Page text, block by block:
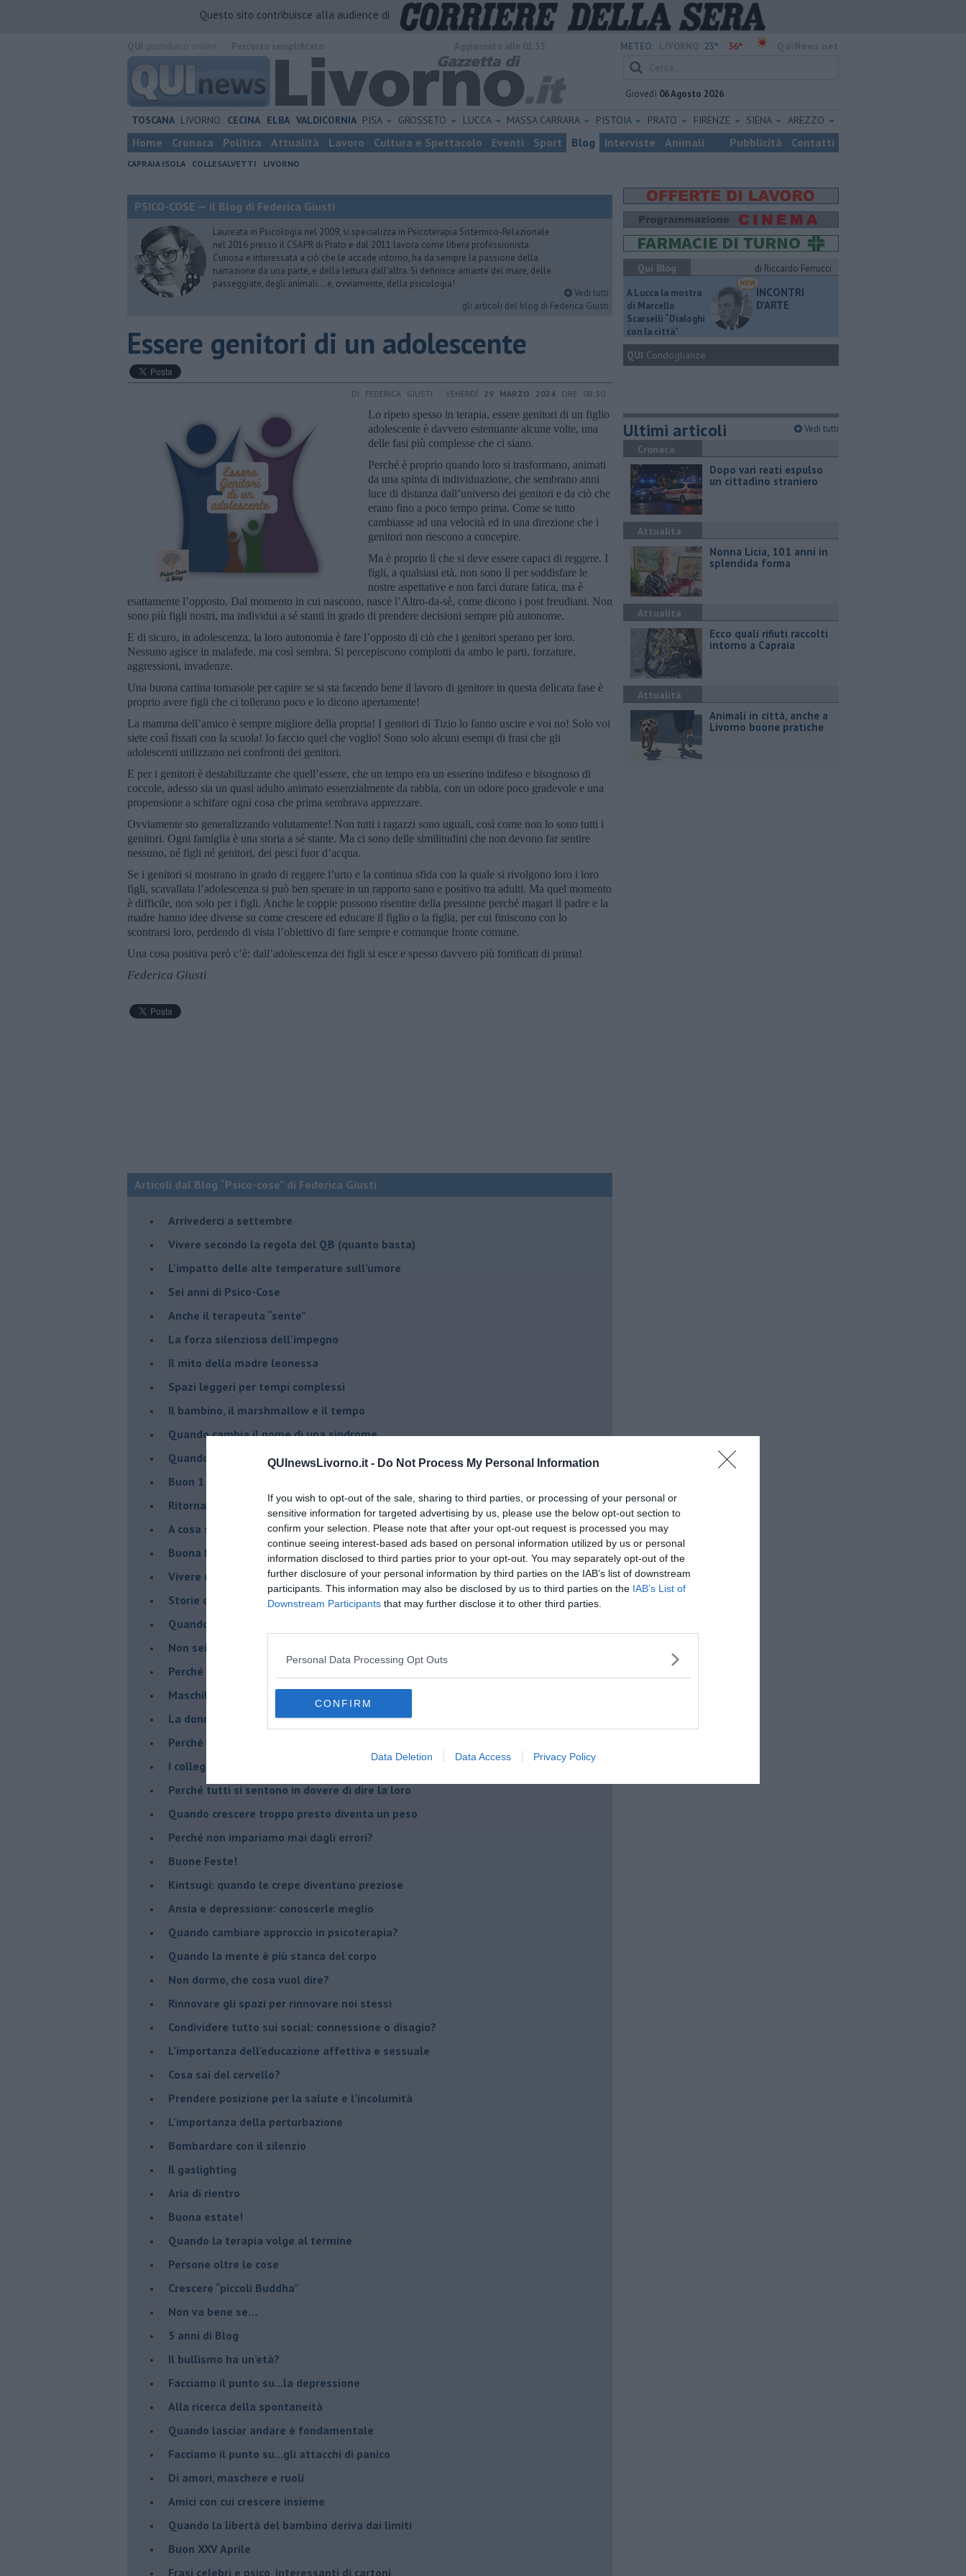
QUInewsLivorno.it - Do Not Process My Personal Information
If you wish to opt-out of the sale, sharing to third parties, or processing of your personal or
sensitive information for targeted advertising by us, please use the below opt-out section to
confirm your selection. Please note that after your opt-out request is processed you may
continue seeing interest-based ads based on personal information utilized by us or personal
information disclosed to third parties prior to your opt-out. You may separately opt-out of the
further disclosure of your personal information by third parties on the IAB’s list of downstream
participants. This information may also be disclosed by us to third parties on the IAB’s List of
Downstream Participants that may further disclose it to other third parties.
Personal Data Processing Opt Outs
CONFIRM
Data Deletion Data Access Privacy Policy
Questo sito contribuisce alla audience di
METEO: 23° 36°
Giovedì 06 Agosto 2026
TOSCANA LIVORNO CECINA ELBA VALDICORNIA PISA GROSSETO LUCCA MASSA CARRARA PISTOIA PRATO FIRENZE SIENA AREZZO
Home Cronaca Politica Attualità Lavoro Cultura e Spettacolo Eventi Sport Blog Interviste Animali Pubblicità Contatti
CAPRAIA ISOLA COLLESALVETTI LIVORNO
PSICO-COSE — il Blog di Federica Giusti
Laureata in Psicologia nel 2009, si specializza in Psicoterapia Sistemico-Relazionale
nel 2016 presso il CSAPR di Prato e dal 2011 lavora come libera professionista.
Curiosa e interessata a ciò che le accade intorno, ha da sempre la passione della
narrazione da una parte, e della lettura dall’altra. Si definisce amante del mare, delle
passeggiate, degli animali… e, ovviamente, della psicologia!
Vedi tutti
gli articoli del blog di Federica Giusti
​Essere genitori di un adolescente
DI FEDERICA GIUSTI - VENERDÌ 29 MARZO 2024 ORE 08:30
Lo ripeto spesso in terapia, essere genitori di un figlio
adolescente è davvero estenuante alcune volte, una
delle fasi più complesse che ci siano.
Perché è proprio quando loro si trasformano, animati
da una spinta di individuazione, che sembrano anni
luce di distanza dall’universo dei genitori e da ciò che
erano fino a poco tempo prima. Come se tutto
cambiasse ad una velocità ed in una direzione che i
genitori non riescono a concepire.
Ma è proprio lì che si deve essere capaci di reggere. I
figli, a qualsiasi età, non sono lì per soddisfare le
nostre aspettative e non farci durare fatica, ma è
esattamente l’opposto. Dal momento in cui nascono, nasce l’Altro-da-sè, come dicono i post freudiani. Non
sono più figli nostri, ma individui a sé stanti in grado di prendere decisioni sempre più autonome.
E di sicuro, in adolescenza, la loro autonomia è fare l’opposto di ciò che i genitori sperano per loro.
Nessuno agisce in malafede, ma così sembra. Si percepiscono complotti da ambo le parti, forzature,
aggressioni, invadenze.
Una buona cartina tornasole per capire se si sta facendo bene il lavoro di genitore in questa delicata fase è
proprio avere figli che ci tollerano poco e lo dicono apertamente!
La mamma dell’amico è sempre migliore della propria! I genitori di Tizio lo fanno uscire e voi no! Solo voi
siete così fissati con la scuola! Io faccio quel che voglio! Sono solo alcuni esempi di frasi che gli
adolescenti utilizzano nei confronti dei genitori.
E per i genitori è destabilizzante che quell’essere, che un tempo era un esserino indifeso e bisognoso di
coccole, adesso sia un quasi adulto animato essenzialmente da rabbia, con un odore poco gradevole e una
propensione a schifare ogni cosa che prima sembrava apprezzare.
Ovviamente sto generalizzando volutamente! Non tutti i ragazzi sono uguali, così come non lo sono tutti i
genitori. Ogni famiglia è una storia a sé stante. Ma ci sono delle similitudini che non devono far sentire
nessuno, né figli né genitori, dei pesci fuor d’acqua.
Se i genitori si mostrano in grado di reggere l’urto e la continua sfida con la quale si rivolgono loro i loro
figli, scavallata l’adolescenza si può ben sperare in un rapporto sano e positivo tra adulti. Ma quel momento
è difficile, non solo per i figli. Anche le coppie possono risentire della pressione perché magari il padre e la
madre hanno idee diverse su come crescere ed educare il figlio o la figlia, per cui finiscono con lo
scontrarsi loro, perdendo di vista l’obiettivo di fare sempre e comunque fronte comune.
Una cosa positiva però c’è: dall’adolescenza dei figli si esce e spesso davvero più fortificati di prima!
Federica Giusti
Articoli dal Blog “Psico-cose” di Federica Giusti
​Arrivederci a settembre
​Vivere secondo la regola del QB (quanto basta)
​L'impatto delle alte temperature sull’umore
Sei anni di Psico-Cose
​Anche il terapeuta “sente”
​La forza silenziosa dell'impegno
​Il mito della madre leonessa
Spazi leggeri per tempi complessi
Il bambino, il marshmallow e il tempo
​Quando cambia il nome di una sindrome
​Quando il terapeuta torna a casa
​Buon 1 Maggio!
Ritornare indietro di vent’anni
​A cosa serve davvero la psicoterapia
​Buona Pasqua e … buona rinascita!
​Vivere nell’incertezza
​Storie di rinascita: i Take That
​Quando la rigidità del terapeuta è fondamentale
​Non sei indietro, stai seguendo il tuo tempo
​Perché abbiamo bisogno di Sanremo?
​Maschilismo inconsapevole
​La donna può scegliere di non essere madre!
​Perché abbiamo così bisogno di supereroi?
​I collegamenti tra filosofia e psicologia
​Perché tutti si sentono in dovere di dire la loro
​Quando crescere troppo presto diventa un peso
​Perché non impariamo mai dagli errori?
​Buone Feste!
​Kintsugi: quando le crepe diventano preziose
Ansia e depressione: conoscerle meglio
Quando cambiare approccio in psicoterapia?
​Quando la mente è più stanca del corpo
Non dormo, che cosa vuol dire?
​Rinnovare gli spazi per rinnovare noi stessi
​Condividere tutto sui social: connessione o disagio?
​L’importanza dell’educazione affettiva e sessuale
​Cosa sai del cervello?
Prendere posizione per la salute e l’incolumità
L’importanza della perturbazione
​Bombardare con il silenzio
Il gaslighting
Aria di rientro
Buona estate!
​Quando la terapia volge al termine
​Persone oltre le cose
​Crescere “piccoli Buddha”
Non va bene se…
​5 anni di Blog
​Il bullismo ha un’età?
Facciamo il punto su...la depressione
​Alla ricerca della spontaneità
​Quando lasciar andare è fondamentale
Facciamo il punto su...gli attacchi di panico
Di amori, maschere e ruoli
​Amici con cui crescere insieme
​Quando la libertà del bambino deriva dai limiti
Buon XXV Aprile
​Frasi celebri e psico_interessanti di cartoni
Qui Blog
di Riccardo Ferrucci
A Lucca la mostra
di Marcello
Scarselli “Dialoghi
con la città"
INCONTRI
D'ARTE
QUI Condoglianze
Ultimi articoli Vedi tutti
Cronaca
Dopo vari reati espulso
un cittadino straniero
Attualità
Nonna Licia, 101 anni in
splendida forma
Attualità
Ecco quali rifiuti raccolti
intorno a Capraia
Attualità
Animali in città, anche a
Livorno buone pratiche